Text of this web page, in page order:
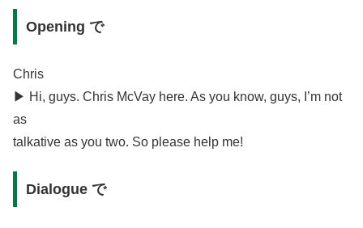
Opening で
Chris
▶︎ Hi, guys. Chris McVay here. As you know, guys, I’m not
as
talkative as you two. So please help me!
Dialogue で